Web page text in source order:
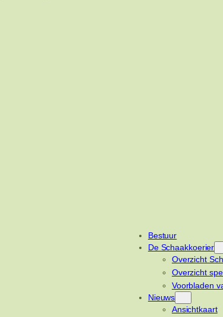
Bestuur
De Schaakkoerier
Overzicht
Overzicht
Voorbladen
Nieuws
Ansichtkaart